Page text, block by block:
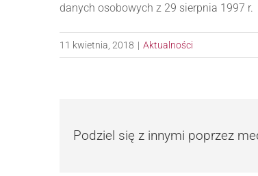
danych osobowych z 29 sierpnia 1997 r.
11 kwietnia, 2018 | Aktualności
Podziel się z innymi poprzez